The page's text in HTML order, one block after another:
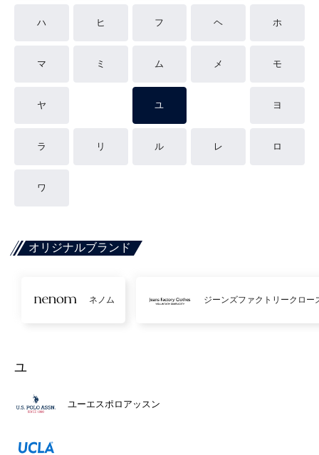
ハ ヒ フ ヘ ホ
マ ミ ム メ モ
ヤ ユ ヨ
ラ リ ル レ ロ
ワ
オリジナルブランド
ネノム ジーンズファクトリークロー
ユ
ユーエスポロアッスン